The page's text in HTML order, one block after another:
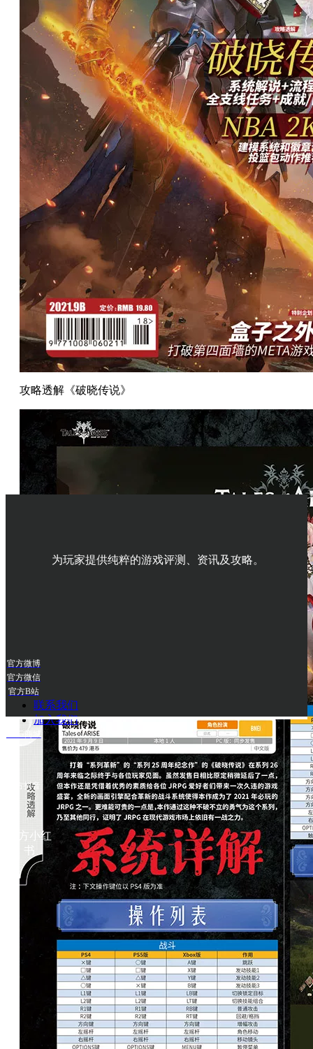
攻略透解《破晓传说》
为玩家提供纯粹的游戏评测、资讯及攻略。
官方微博
官方微信
官方B站
联系我们
加入我们
UCG商城
官方抖音
官方小红
书